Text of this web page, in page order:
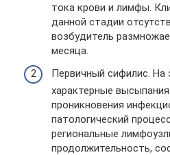
тока крови и лимфы.
данной стадии
возбудитель
месяца.
Первичный сифилис. На
характерные
проникновения
патологический
региональные
продолжительность,